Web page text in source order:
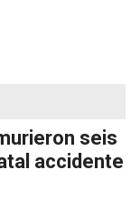
seis
accidente